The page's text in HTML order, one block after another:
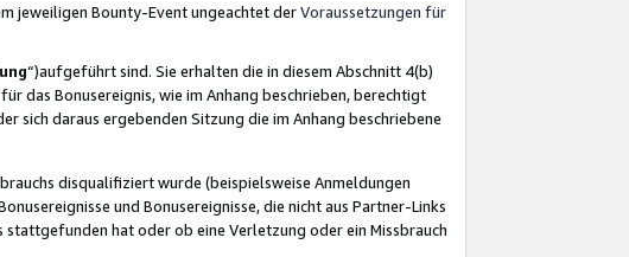
jeweiligen Bounty-Event ungeachtet derVoraussetzungen für
“)aufgeführt sind. Sie erhalten die in diesem Abschnitt 4(b)
das Bonusereignis, wie im Anhang beschrieben, berechtigt
sich daraus ergebenden Sitzung die im Anhang beschriebene
disqualifiziert wurde (beispielsweise Anmeldungen
und Bonusereignisse, die nicht aus Partner-Links
hat oder ob eine Verletzung oder ein Missbrauch